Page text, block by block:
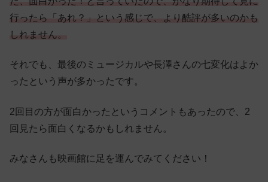
行ったら「あれ？」という感じで、より酷評が多いのかも
しれません。
それでも、最後のミュージカルや長澤さんの七変化はよか
ったという声が多かったです。
2回目の方が面白かったというコメントもあったので、2
回見たら面白くなるかもしれません。
みなさんも映画館に足を運んでみてください！